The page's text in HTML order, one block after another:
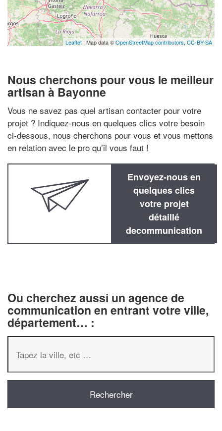
Leaflet | Map data ©OpenStreetMap contributors, CC-BY-SA
Nous cherchons pour vous le meilleur
artisan à Bayonne
Vous ne savez pas quel artisan contacter pour votre
projet ? Indiquez-nous en quelques clics votre besoin
ci-dessous, nous cherchons pour vous et vous mettons
en relation avec le pro qu’il vous faut !
Envoyez-nous en
quelques clics
votre projet
détaillé
decommunication
Ou cherchez aussi un agence de
communication en entrant votre ville,
département… :